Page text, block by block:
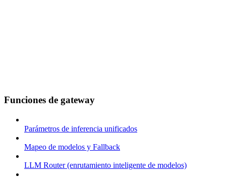
Funciones de gateway
Parámetros de inferencia unificados
Mapeo de modelos y Fallback
LLM Router (enrutamiento inteligente de modelos)